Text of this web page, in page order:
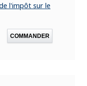
l'impôt sur le
COMMANDER